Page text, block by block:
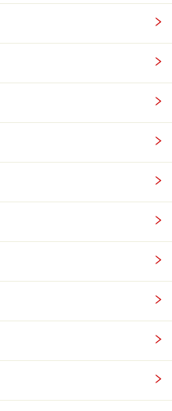
、
火にし、
並べ
がら両面を焼く。